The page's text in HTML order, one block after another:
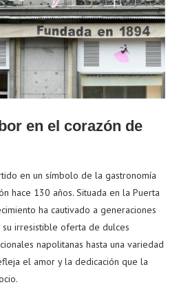
en el corazón de
en un símbolo de la gastronomía
hace 130 años. Situada en la Puerta
ha cautivado a generaciones
irresistible oferta de dulces
napolitanas hasta una variedad
el amor y la dedicación que la